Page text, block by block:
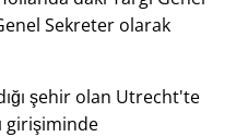
Sekreter olarak
şehir olan Utrecht'te
girişiminde